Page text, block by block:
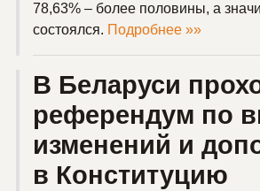
78,63% – более половины, а
состоялся. Подробнее »»
В Беларуси
референдум по
изменений и
в Конституцию